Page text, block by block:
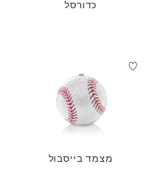
כדורסל
מצמד בייסבול